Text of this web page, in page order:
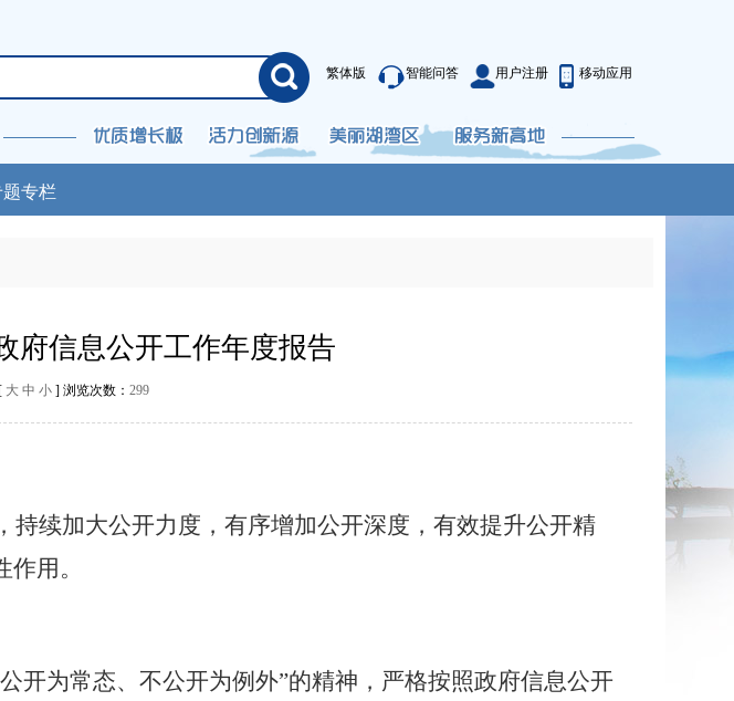
繁体版 智能问答 用户注册 移动应用
专栏
府信息公开工作年度报告
[ 大 中 小 ] 浏览次数： 299
续加大公开力度，有序增加公开深度，有效提升公开精
用。
开为常态、不公开为例外”的精神，严格按照政府信息公开